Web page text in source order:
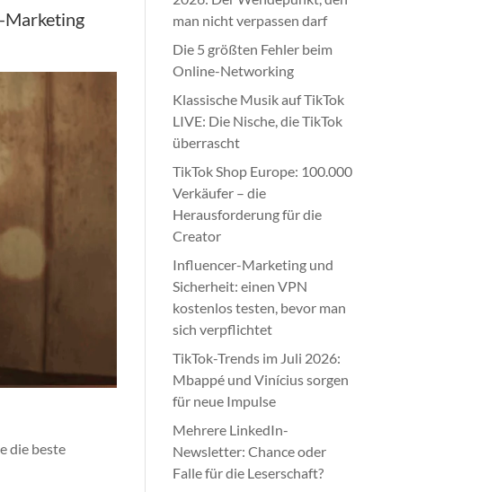
Marketing
die beste
man nicht verpassen darf
Die 5 größten Fehler beim
Online-Networking
Klassische Musik auf TikTok
LIVE: Die Nische, die TikTok
überrascht
TikTok Shop Europe: 100.000
Verkäufer – die
Herausforderung für die
Creator
Influencer-Marketing und
Sicherheit: einen VPN
kostenlos testen, bevor man
sich verpflichtet
TikTok-Trends im Juli 2026:
Mbappé und Vinícius sorgen
für neue Impulse
Mehrere LinkedIn-
Newsletter: Chance oder
Falle für die Leserschaft?